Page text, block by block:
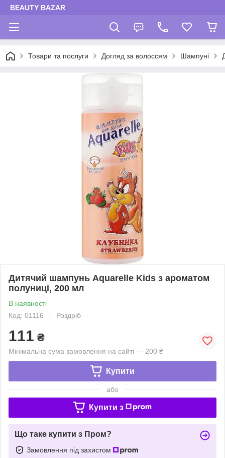
BEAUTY BAZAR
Товари та послуги Догляд за волоссям Шампуні
Дитячий шампунь Aquarelle Kids з ароматом
полуниці, 200 мл
В наявності
Код: 01116
Роздріб
111 ₴
Мінімальна сума замовлення на сайті — 200 ₴
Купити
або
Купити з
Що таке купити з Пром?
Замовлення під захистом